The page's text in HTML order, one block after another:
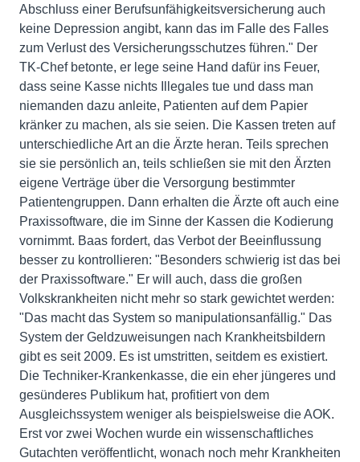
Abschluss einer Berufsunfähigkeitsversicherung auch
keine Depression angibt, kann das im Falle des Falles
zum Verlust des Versicherungsschutzes führen." Der
TK-Chef betonte, er lege seine Hand dafür ins Feuer,
dass seine Kasse nichts Illegales tue und dass man
niemanden dazu anleite, Patienten auf dem Papier
kränker zu machen, als sie seien. Die Kassen treten auf
unterschiedliche Art an die Ärzte heran. Teils sprechen
sie sie persönlich an, teils schließen sie mit den Ärzten
eigene Verträge über die Versorgung bestimmter
Patientengruppen. Dann erhalten die Ärzte oft auch eine
Praxissoftware, die im Sinne der Kassen die Kodierung
vornimmt. Baas fordert, das Verbot der Beeinflussung
besser zu kontrollieren: "Besonders schwierig ist das bei
der Praxissoftware." Er will auch, dass die großen
Volkskrankheiten nicht mehr so stark gewichtet werden:
"Das macht das System so manipulationsanfällig." Das
System der Geldzuweisungen nach Krankheitsbildern
gibt es seit 2009. Es ist umstritten, seitdem es existiert.
Die Techniker-Krankenkasse, die ein eher jüngeres und
gesünderes Publikum hat, profitiert von dem
Ausgleichssystem weniger als beispielsweise die AOK.
Erst vor zwei Wochen wurde ein wissenschaftliches
Gutachten veröffentlicht, wonach noch mehr Krankheiten